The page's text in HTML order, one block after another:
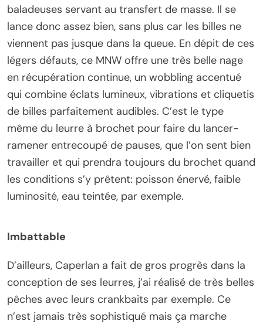
baladeuses servant au transfert de masse. Il se
lance donc assez bien, sans plus car les billes ne
viennent pas jusque dans la queue. En dépit de ces
légers défauts, ce MNW offre une très belle nage
en récupération continue, un wobbling accentué
qui combine éclats lumineux, vibrations et cliquetis
de billes parfaitement audibles. C’est le type
même du leurre à brochet pour faire du lancer-
ramener entrecoupé de pauses, que l’on sent bien
travailler et qui prendra toujours du brochet quand
les conditions s’y prêtent: poisson énervé, faible
luminosité, eau teintée, par exemple.
Imbattable
D’ailleurs, Caperlan a fait de gros progrès dans la
conception de ses leurres, j’ai réalisé de très belles
pêches avec leurs crankbaits par exemple. Ce
n’est jamais très sophistiqué mais ça marche